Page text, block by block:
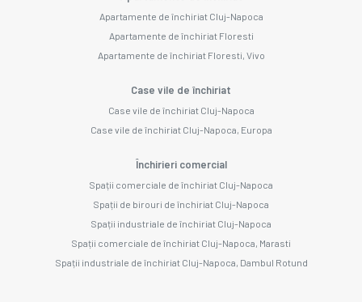
Apartamente de închiriat Cluj-Napoca
Apartamente de închiriat Floresti
Apartamente de închiriat Floresti, Vivo
Case vile de închiriat
Case vile de închiriat Cluj-Napoca
Case vile de închiriat Cluj-Napoca, Europa
Închirieri comercial
Spații comerciale de închiriat Cluj-Napoca
Spații de birouri de închiriat Cluj-Napoca
Spații industriale de închiriat Cluj-Napoca
Spații comerciale de închiriat Cluj-Napoca, Marasti
Spații industriale de închiriat Cluj-Napoca, Dambul Rotund